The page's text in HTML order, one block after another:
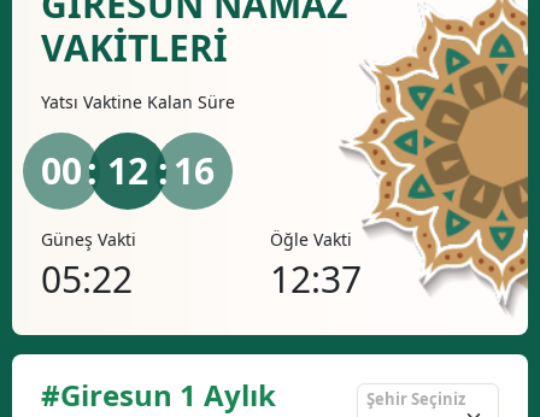
Bilecik
Bursa
VAKİTLERİ
Yatsı Vaktine Kalan Süre
00: 12 :16
Güneş Vakti
05:22
Öğle Vakti
12:37
#Giresun 1 Aylık
Şehir Seçiniz